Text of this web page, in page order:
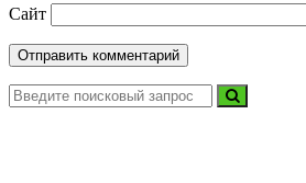
Сайт